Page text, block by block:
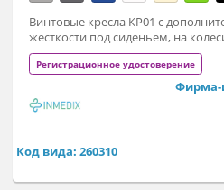
Доступные цвета
Винтовые кресла КР01 с
жесткости под сиденьем, на